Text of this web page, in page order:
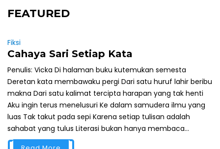
FEATURED
Fiksi
Cahaya Sari Setiap Kata
Penulis: Vicka Di halaman buku kutemukan semesta
Deretan kata membawaku pergi Dari satu huruf lahir beribu
makna Dari satu kalimat tercipta harapan yang tak henti
Aku ingin terus menelusuri Ke dalam samudera ilmu yang
luas Tak takut pada sepi Karena setiap tulisan adalah
sahabat yang tulus Literasi bukan hanya membaca...